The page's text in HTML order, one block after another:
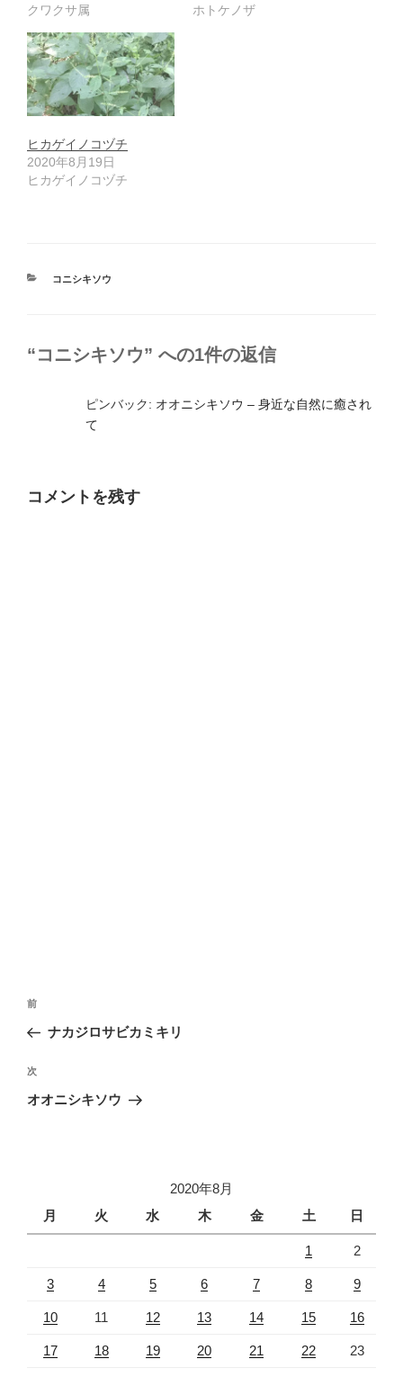
クワクサ属
ホトケノザ
ヒカゲイノコヅチ
2020年8月19日
ヒカゲイノコヅチ
カ
コニシキソウ
“コニシキソウ” への1件の返信
ピンバック: オオニシキソウ – 身近な自然に癒され
て
コメントを残す
投
ナ
ビ
ゲ
前
の
稿
前
ナカジロサビカミキリ
次
の
次
オオニシキソウ
2020年8月
月
火 水 木 金 土 日
1 2
3 4 5 6 7 8 9
10 11 12 13 14 15 16
17 18 19 20 21 22 23